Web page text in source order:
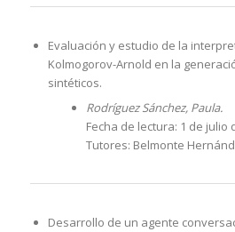
Evaluación y estudio de la
Kolmogorov-Arnold en la
sintéticos.
Rodríguez Sánchez, Paula.
Fecha de lectura: 1 de julio
Tutores: Belmonte
Desarrollo de un agente